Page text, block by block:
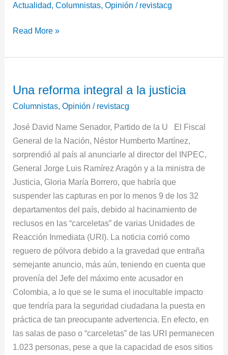
Actualidad,Columnistas,Opinión / revistacg
Read More »
Una reforma integral a la justicia
Columnistas,Opinión / revistacg
José David Name Senador, Partido de la U El Fiscal
General de la Nación, Néstor Humberto Martínez,
sorprendió al país al anunciarle al director del INPEC,
General Jorge Luis Ramírez Aragón y a la ministra de
Justicia, Gloria María Borrero, que habría que
suspender las capturas en por lo menos 9 de los 32
departamentos del país, debido al hacinamiento de
reclusos en las “carceletas” de varias Unidades de
Reacción Inmediata (URI). La noticia corrió como
reguero de pólvora debido a la gravedad que entraña
semejante anuncio, más aún, teniendo en cuenta que
provenía del Jefe del máximo ente acusador en
Colombia, a lo que se le suma el inocultable impacto
que tendría para la seguridad ciudadana la puesta en
práctica de tan preocupante advertencia. En efecto, en
las salas de paso o “carceletas” de las URI permanecen
1.023 personas, pese a que la capacidad de esos sitios
reforma
integral
la
justicia